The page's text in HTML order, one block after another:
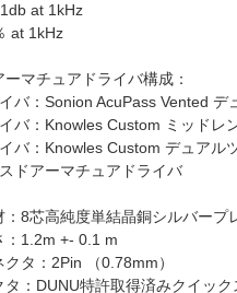
at 1kHz
at 1kHz
マチュアドライバ構成：
バ：Sonion AcuPass Vented デ
バ：Knowles Custom ミッドレ
バ：Knowles Custom デュアル
ドアーマチュアドライバ
：8芯高純度単結晶銅シルバープ
：1.2m +- 0.1 m
タ：2Pin （0.78mm）
タ：DUNU特許取得済みクイッ